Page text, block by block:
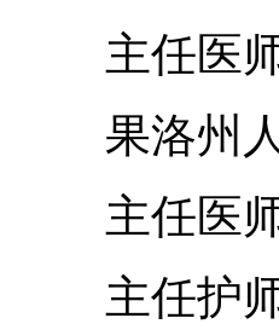
主任医
果洛州人
主任医
主任护师